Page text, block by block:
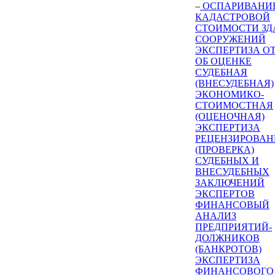
–
КАДАСТРОВОЙ
СТОИМОСТИ
СООРУЖЕНИЙ
ЭКСПЕРТИЗА
ОБ ОЦЕНКЕ
СУДЕБНАЯ
(ВНЕСУДЕБНАЯ)
ЭКОНОМИКО-
СТОИМОСТНАЯ
(ОЦЕНОЧНАЯ)
ЭКСПЕРТИЗА
(ПРОВЕРКА)
СУДЕБНЫХ И
ВНЕСУДЕБНЫХ
ЗАКЛЮЧЕНИЙ
ЭКСПЕРТОВ
ФИНАНСОВЫЙ
АНАЛИЗ
ПРЕДПРИЯТИЙ-
ДОЛЖНИКОВ
(БАНКРОТОВ)
ЭКСПЕРТИЗА
ФИНАНСОВОГО